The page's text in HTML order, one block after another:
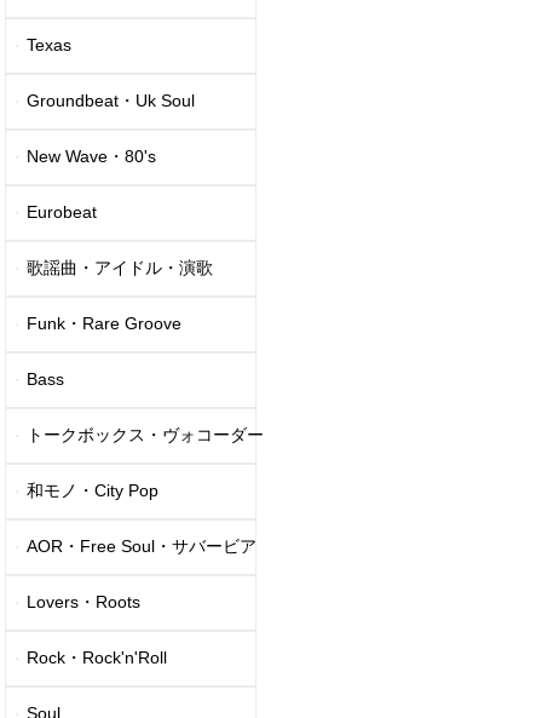
Texas
Groundbeat・Uk Soul
New Wave・80's
Eurobeat
歌謡曲・アイドル・演歌
Funk・Rare Groove
Bass
トークボックス・ヴォコーダー
和モノ・City Pop
AOR・Free Soul・サバービア
Lovers・Roots
Rock・Rock'n'Roll
Soul